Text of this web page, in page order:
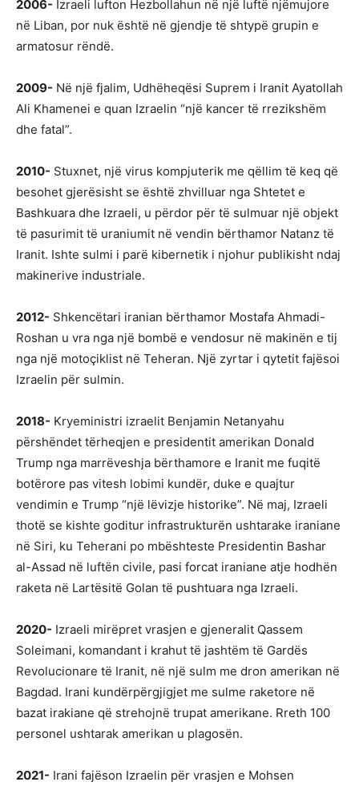
2006- Izraeli lufton Hezbollahun në një luftë njëmujore
në Liban, por nuk është në gjendje të shtypë grupin e
armatosur rëndë.
2009- Në një fjalim, Udhëheqësi Suprem i Iranit Ayatollah
Ali Khamenei e quan Izraelin “një kancer të rrezikshëm
dhe fatal”.
2010- Stuxnet, një virus kompjuterik me qëllim të keq që
besohet gjerësisht se është zhvilluar nga Shtetet e
Bashkuara dhe Izraeli, u përdor për të sulmuar një objekt
të pasurimit të uraniumit në vendin bërthamor Natanz të
Iranit. Ishte sulmi i parë kibernetik i njohur publikisht ndaj
makinerive industriale.
2012- Shkencëtari iranian bërthamor Mostafa Ahmadi-
Roshan u vra nga një bombë e vendosur në makinën e tij
nga një motoçiklist në Teheran. Një zyrtar i qytetit fajësoi
Izraelin për sulmin.
2018- Kryeministri izraelit Benjamin Netanyahu
përshëndet tërheqjen e presidentit amerikan Donald
Trump nga marrëveshja bërthamore e Iranit me fuqitë
botërore pas vitesh lobimi kundër, duke e quajtur
vendimin e Trump “një lëvizje historike”. Në maj, Izraeli
thotë se kishte goditur infrastrukturën ushtarake iraniane
në Siri, ku Teherani po mbështeste Presidentin Bashar
al-Assad në luftën civile, pasi forcat iraniane atje hodhën
raketa në Lartësitë Golan të pushtuara nga Izraeli.
2020- Izraeli mirëpret vrasjen e gjeneralit Qassem
Soleimani, komandant i krahut të jashtëm të Gardës
Revolucionare të Iranit, në një sulm me dron amerikan në
Bagdad. Irani kundërpërgjigjet me sulme raketore në
bazat irakiane që strehojnë trupat amerikane. Rreth 100
personel ushtarak amerikan u plagosën.
2021- Irani fajëson Izraelin për vrasjen e Mohsen